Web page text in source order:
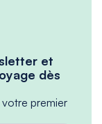
et
dès
premier